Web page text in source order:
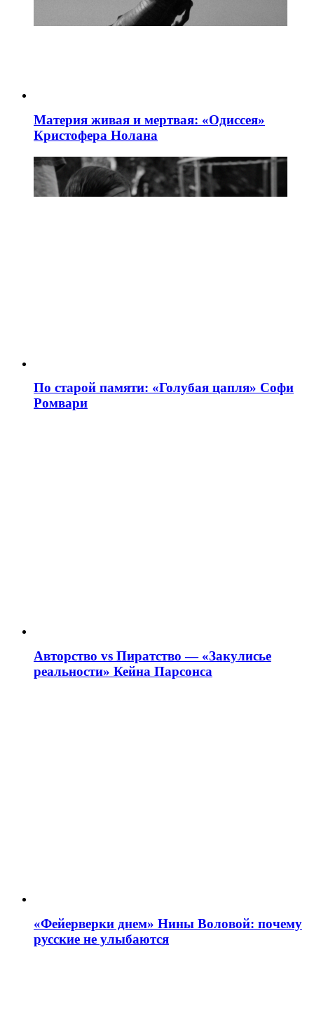
Материя живая и мертвая: «Одиссея»
Кристофера Нолана
По старой памяти: «Голубая цапля» Софи
Ромвари
Авторство vs Пиратство — «Закулисье
реальности» Кейна Парсонса
«Фейерверки днем» Нины Воловой: почему
русские не улыбаются